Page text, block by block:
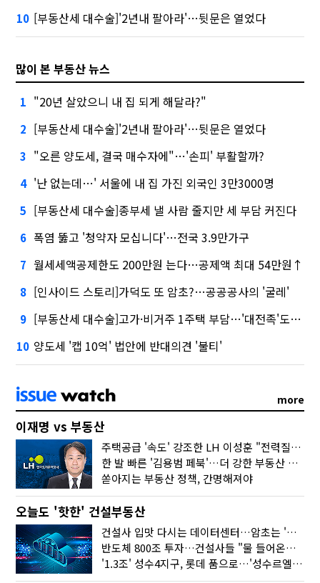
10 [부동산세 대수술]'2년내 팔아라'…뒷문은 열었다
많이 본 부동산 뉴스
1 "20년 살았으니 내 집 되게 해달라?"
2 [부동산세 대수술]'2년내 팔아라'…뒷문은 열었다
3 "오른 양도세, 결국 매수자에"…'손피' 부활할까?
4 '난 없는데…' 서울에 내 집 가진 외국인 3만3000명
5 [부동산세 대수술]종부세 낼 사람 줄지만 세 부담 커진다
6 폭염 뚫고 '청약자 모십니다'…전국 3.9만가구
7 월세세액공제한도 200만원 는다…공제액 최대 54만원↑
8 [인사이드 스토리]가덕도 또 암초?…공공공사의 '굴레'
9 [부동산세 대수술]고가·비거주 1주택 부담…'대전족'도 불똥
10 양도세 '캡 10억' 법안에 반대의견 '불티'
more
이재명 vs 부동산
주택공급 '속도' 강조한 LH 이성훈 "전력질주해야"
한 발 빠른 '김용범 페북'…더 강한 부동산 규제 나오나
쏟아지는 부동산 정책, 간명해져야
오늘도 '핫한' 건설부동산
건설사 입맛 다시는 데이터센터…암초는 '주민 반대'
반도체 800조 투자…건설사들 "물 들어온다!"
'1.3조' 성수4지구, 롯데 품으로…'성수르엘 S70' 거듭